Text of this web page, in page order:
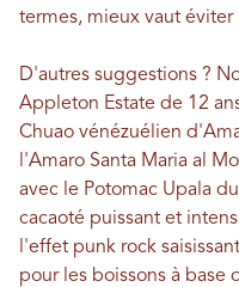
termes, mieux vaut éviter
D'autres suggestions ?
Appleton Estate de 12
Chuao vénézuélien
l'Amaro Santa Maria al
avec le Potomac Upala
cacaoté puissant et
l'effet punk rock
pour les boissons à base